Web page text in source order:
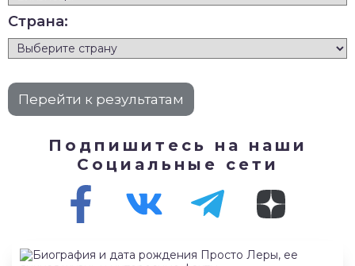
Страна:
Подпишитесь на наши
Социальные сети